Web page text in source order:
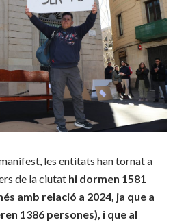
les entitats han tornat a
de la ciutat hi dormen 1581
amb relació a 2024, ja que a
1386 persones), i que al